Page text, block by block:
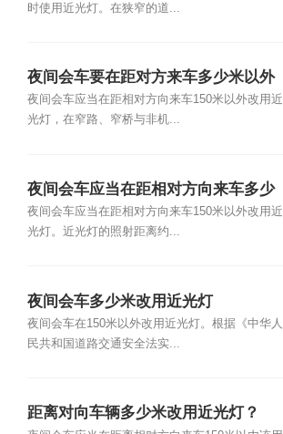
时使用近光灯。在狭窄的道...
夜间会车要在距对方来车多少米以外
改用近光灯
夜间会车应当在距相对方向来车150米以外改用近
光灯，在窄路、窄桥与非机...
夜间会车应当在距相对方向来车多少
米改用近光灯
夜间会车应当在距相对方向来车150米以外改用近
光灯。近光灯的照射距离约...
夜间会车多少米改用近光灯
夜间会车在150米以外改用近光灯。根据《中华人
民共和国道路交通安全法实...
距离对向车辆多少米改用近光灯？